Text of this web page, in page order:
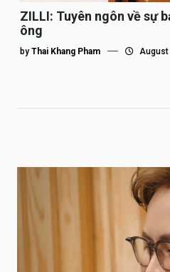
ZILLI: Tuyên ngôn về sự
ông
by Thai Khang Pham August